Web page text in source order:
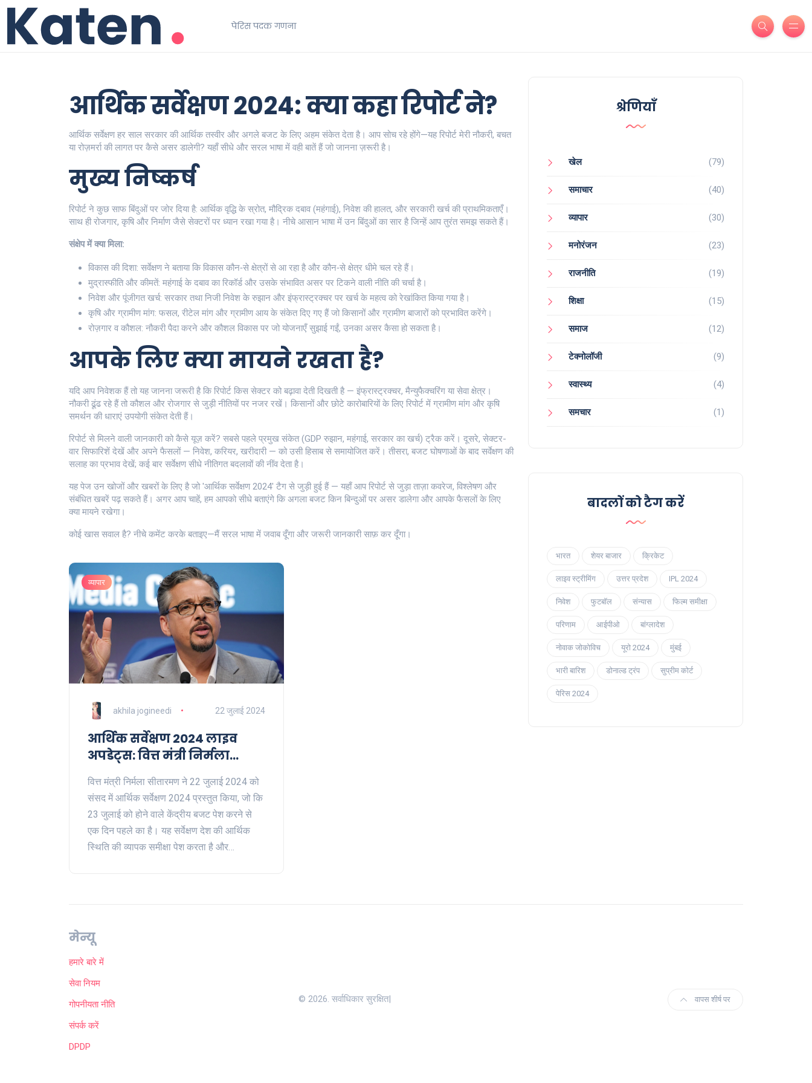
पेरिस पदक गणना
आर्थिक सर्वेक्षण 2024: क्या कहा रिपोर्ट ने?
आर्थिक सर्वेक्षण हर साल सरकार की आर्थिक तस्वीर और अगले बजट के लिए अहम संकेत देता है। आप सोच रहे होंगे—यह रिपोर्ट मेरी नौकरी, बचत
या रोज़मर्रा की लागत पर कैसे असर डालेगी? यहाँ सीधे और सरल भाषा में वही बातें हैं जो जानना ज़रूरी है।
मुख्य निष्कर्ष
रिपोर्ट ने कुछ साफ बिंदुओं पर जोर दिया है: आर्थिक वृद्धि के स्रोत, मौद्रिक दबाव (महंगाई), निवेश की हालत, और सरकारी खर्च की प्राथमिकताएँ।
साथ ही रोजगार, कृषि और निर्माण जैसे सेक्टरों पर ध्यान रखा गया है। नीचे आसान भाषा में उन बिंदुओं का सार है जिन्हें आप तुरंत समझ सकते हैं।
संक्षेप में क्या मिला:
विकास की दिशा: सर्वेक्षण ने बताया कि विकास कौन‑से क्षेत्रों से आ रहा है और कौन‑से क्षेत्र धीमे चल रहे हैं।
मुद्रास्फीति और कीमतें: महंगाई के दबाव का रिकॉर्ड और उसके संभावित असर पर टिकने वाली नीति की चर्चा है।
निवेश और पूंजीगत खर्च: सरकार तथा निजी निवेश के रुझान और इंफ्रास्ट्रक्चर पर खर्च के महत्व को रेखांकित किया गया है।
कृषि और ग्रामीण मांग: फसल, रीटेल मांग और ग्रामीण आय के संकेत दिए गए हैं जो किसानों और ग्रामीण बाजारों को प्रभावित करेंगे।
रोज़गार व कौशल: नौकरी पैदा करने और कौशल विकास पर जो योजनाएँ सुझाई गईं, उनका असर कैसा हो सकता है।
आपके लिए क्या मायने रखता है?
यदि आप निवेशक हैं तो यह जानना जरूरी है कि रिपोर्ट किस सेक्टर को बढ़ावा देती दिखती है — इंफ्रास्ट्रक्चर, मैन्युफैक्चरिंग या सेवा क्षेत्र।
नौकरी ढूंढ रहे हैं तो कौशल और रोजगार से जुड़ी नीतियों पर नजर रखें। किसानों और छोटे कारोबारियों के लिए रिपोर्ट में ग्रामीण मांग और कृषि
समर्थन की धाराएं उपयोगी संकेत देती हैं।
रिपोर्ट से मिलने वाली जानकारी को कैसे यूज़ करें? सबसे पहले प्रमुख संकेत (GDP रुझान, महंगाई, सरकार का खर्च) ट्रैक करें। दूसरे, सेक्टर-
वार सिफारिशें देखें और अपने फैसलों — निवेश, करियर, खरीदारी — को उसी हिसाब से समायोजित करें। तीसरा, बजट घोषणाओं के बाद सर्वेक्षण की
सलाह का प्रभाव देखें; कई बार सर्वेक्षण सीधे नीतिगत बदलावों की नींव देता है।
यह पेज उन खोजों और खबरों के लिए है जो 'आर्थिक सर्वेक्षण 2024' टैग से जुड़ी हुई हैं — यहाँ आप रिपोर्ट से जुड़ा ताज़ा कवरेज, विश्लेषण और
संबंधित खबरें पढ़ सकते हैं। अगर आप चाहें, हम आपको सीधे बताएंगे कि अगला बजट किन बिन्दुओं पर असर डालेगा और आपके फैसलों के लिए
क्या मायने रखेगा।
कोई खास सवाल है? नीचे कमेंट करके बताइए—मैं सरल भाषा में जवाब दूँगा और जरूरी जानकारी साफ़ कर दूँगा।
व्यापार
akhila jogineedi 22 जुलाई 2024
आर्थिक सर्वेक्षण 2024 लाइव
अपडेट्स: वित्त मंत्री निर्मला
सीतारमण ने संसद में बजट पूर्व
दस्तावेज प्रस्तुत किए
वित्त मंत्री निर्मला सीतारमण ने 22 जुलाई 2024 को
संसद में आर्थिक सर्वेक्षण 2024 प्रस्तुत किया, जो कि
23 जुलाई को होने वाले केंद्रीय बजट पेश करने से
एक दिन पहले का है। यह सर्वेक्षण देश की आर्थिक
स्थिति की व्यापक समीक्षा पेश करता है और
श्रेणियाँ
खेल (79)
समाचार (40)
व्यापार (30)
मनोरंजन (23)
राजनीति (19)
शिक्षा (15)
समाज (12)
टेक्नोलॉजी (9)
स्वास्थ्य (4)
समचार (1)
बादलों को टैग करें
भारत शेयर बाजार क्रिकेट
लाइव स्ट्रीमिंग उत्तर प्रदेश IPL 2024
निवेश फुटबॉल संन्यास फिल्म समीक्षा
परिणाम आईपीओ बांग्लादेश
नोवाक जोकोविच यूरो 2024 मुंबई
भारी बारिश डोनाल्ड ट्रंप सुप्रीम कोर्ट
पेरिस 2024
मेन्यू
हमारे बारे में
सेवा नियम
गोपनीयता नीति
संपर्क करें
DPDP
© 2026. सर्वाधिकार सुरक्षित| वापस शीर्ष पर